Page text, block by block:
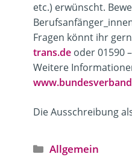
etc.) erwünscht.
Fragen könnt ihr
trans.de oder01590
Weitere
Die Ausschreibung
Kategorien
Allgemein